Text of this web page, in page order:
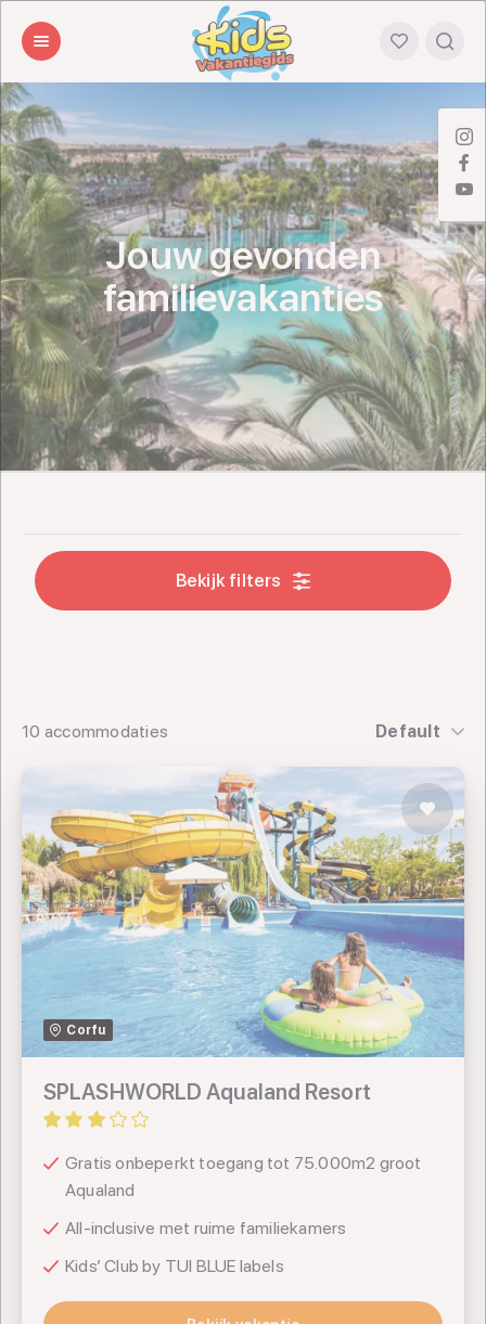
Jouw gevonden
familievakanties
Bekijk filters
10 accommodaties Default
Corfu
SPLASHWORLD Aqualand Resort
Gratis onbeperkt toegang tot 75.000m2 groot
Aqualand
All-inclusive met ruime familiekamers
Kids’ Club by TUI BLUE labels
SPLASHWORLD Aqualand Resort
TUI